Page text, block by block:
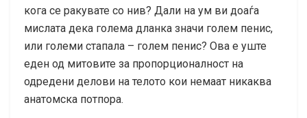
кога се ракувате со нив? Дали на ум ви доаѓа
мислата дека голема дланка значи голем пенис,
или големи стапала – голем пенис? Ова е уште
еден од митовите за пропорционалност на
одредени делови на телото кои немаат никаква
анатомска потпора.